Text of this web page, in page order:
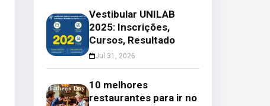
Vestibular UNILAB
2025: Inscrições,
Cursos, Resultado
Jul 31, 2026
10 melhores
restaurantes para ir no